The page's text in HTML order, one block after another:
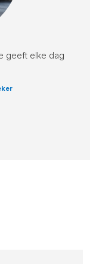
geeft elke dag